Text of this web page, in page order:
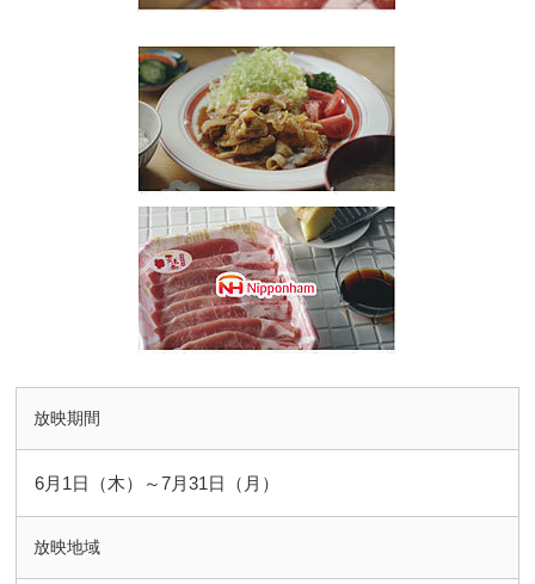
放映期間
6月1日（木）～7月31日（月）
放映地域